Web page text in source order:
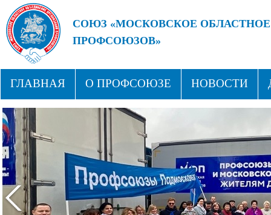
СОЮЗ «МОСКОВСКОЕ
ПРОФСОЮЗОВ»
ГЛАВНАЯ О ПРОФСОЮЗЕ НОВОСТИ
СТРУКТУРА ПРОФСОЮЗНЫЕ ЗДРАВНИЦЫ